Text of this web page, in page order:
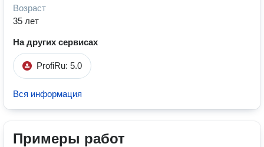
Возраст
35 лет
На других сервисах
ProfiRu: 5.0
Вся информация
Примеры работ